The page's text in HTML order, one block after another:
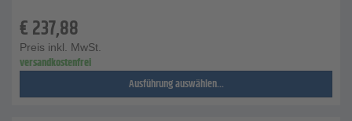
€237,88
Preis inkl. MwSt.
versandkostenfrei
Ausführung auswählen...